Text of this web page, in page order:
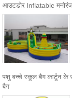
आउटडोर Inflatable
पशु बच्चे स्कूल बैग कार्टून के
बैग